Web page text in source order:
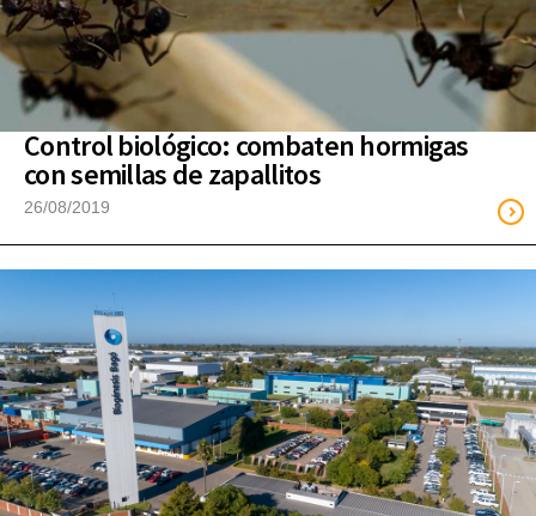
Control biológico: combaten hormigas
con semillas de zapallitos
26/08/2019